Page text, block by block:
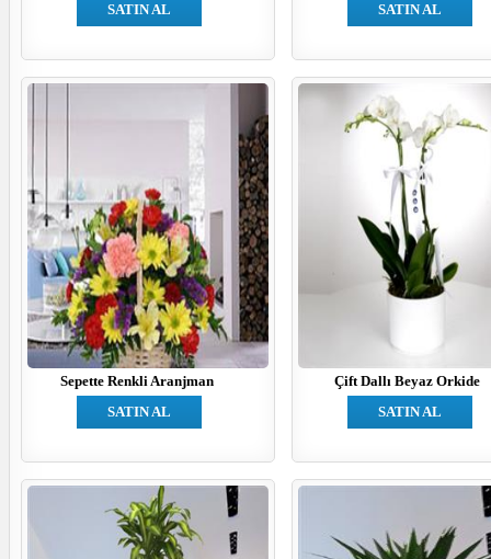
SATIN AL
SATIN AL
Sepette Renkli Aranjman
SATIN AL
Çift Dallı Beyaz Orkide
SATIN AL